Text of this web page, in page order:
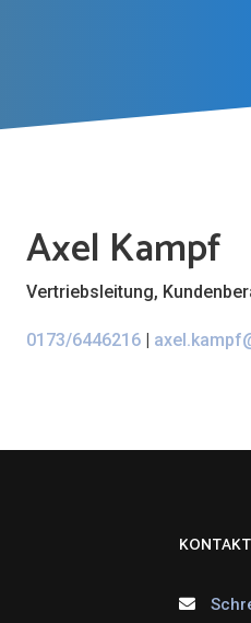
Axel Kampf
Vertriebsleitung,
0173/6446216 |
KONTAKT